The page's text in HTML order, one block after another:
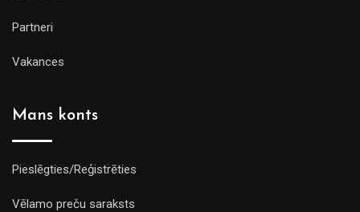
Partneri
Vakances
Mans konts
Pieslēgties/Reģistrēties
Vēlamo preču saraksts